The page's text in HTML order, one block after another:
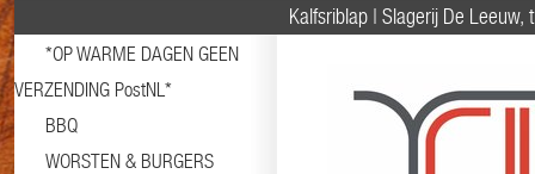
*OP WARME DAGEN GEEN
VERZENDING PostNL*
BBQ
WORSTEN & BURGERS
Kalfsriblap | Slagerij De Leeuw,